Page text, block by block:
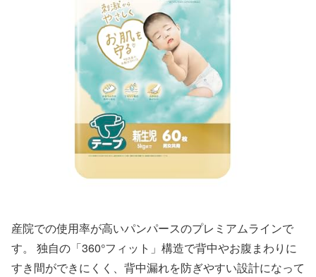
産院での使用率が高いパンパースのプレミアムラインで
す。 独自の「360°フィット」構造で背中やお腹まわりに
すき間ができにくく、背中漏れを防ぎやすい設計になって